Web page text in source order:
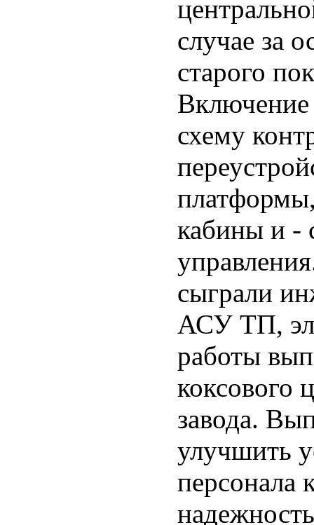
случае за
старого
Включение
схему
кабины и -
сыграли
АСУ ТП,
работы
коксового
завода.
улучшить
персонала